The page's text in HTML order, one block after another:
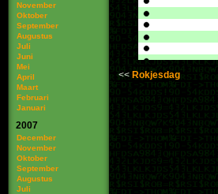
November
Oktober
September
Augustus
Juli
Juni
Mei
April
Maart
Februari
Januari
2007
December
November
Oktober
September
Augustus
Juli
Rokjesdag